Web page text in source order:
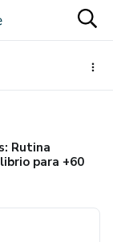
Rutina
para +60